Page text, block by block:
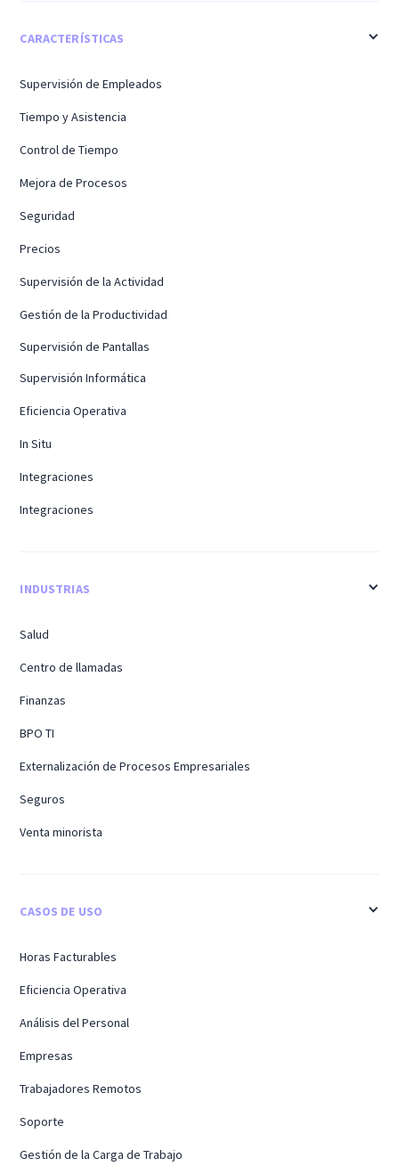
CARACTERÍSTICAS
Supervisión de Empleados
Tiempo y Asistencia
Control de Tiempo
Mejora de Procesos
Seguridad
Precios
Supervisión de la Actividad
Gestión de la Productividad
Supervisión de Pantallas
Supervisión Informática
Eficiencia Operativa
In Situ
Integraciones
Integraciones
INDUSTRIAS
Salud
Centro de llamadas
Finanzas
BPO TI
Externalización de Procesos Empresariales
Seguros
Venta minorista
CASOS DE USO
Horas Facturables
Eficiencia Operativa
Análisis del Personal
Empresas
Trabajadores Remotos
Soporte
Gestión de la Carga de Trabajo